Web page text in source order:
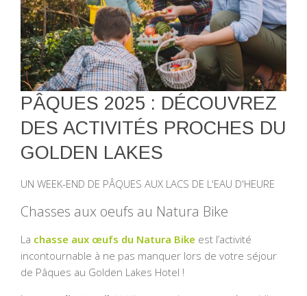
PÂQUES 2025 : DÉCOUVREZ
DES ACTIVITÉS PROCHES DU
GOLDEN LAKES
UN WEEK-END DE PÂQUES AUX LACS DE L'EAU D'HEURE
Chasses aux oeufs au Natura Bike
La chasse aux œufs du Natura Bike est l’activité
incontournable à ne pas manquer lors de votre séjour
de Pâques au Golden Lakes Hotel !